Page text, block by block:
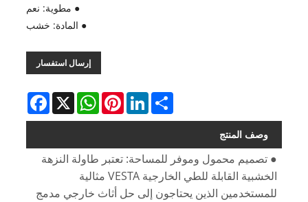
● مطوية: نعم
● المادة: خشب
إرسال استفسار
Facebook X
WhatsAppPinterestLinkedInShare
وصف المنتج
● تصميم محمول وموفر للمساحة: تعتبر طاولة النزهة
الخشبية القابلة للطي الخارجية VESTA مثالية
للمستخدمين الذين يحتاجون إلى حل أثاث خارجي مدمج